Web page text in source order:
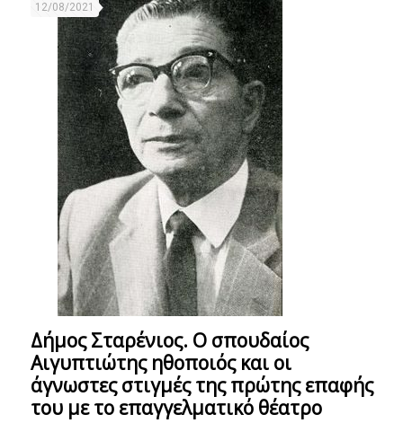
12/08/2021
Δήμος Σταρένιος. Ο σπουδαίος
Αιγυπτιώτης ηθοποιός και οι
άγνωστες στιγμές της πρώτης επαφής
του με το επαγγελματικό θέατρο